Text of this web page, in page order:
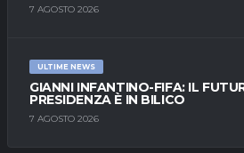
7 AGOSTO 2026
ULTIME NEWS
GIANNI INFANTINO-FIFA: IL
PRESIDENZA È IN BILICO
7 AGOSTO 2026